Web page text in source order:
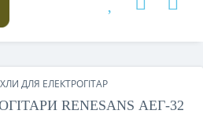
ДЛЯ ЕЛЕКТРОГІТАР
RENESANS АЕГ-32